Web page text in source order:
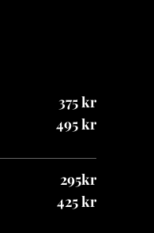
375 kr
495 kr
295kr
425 kr